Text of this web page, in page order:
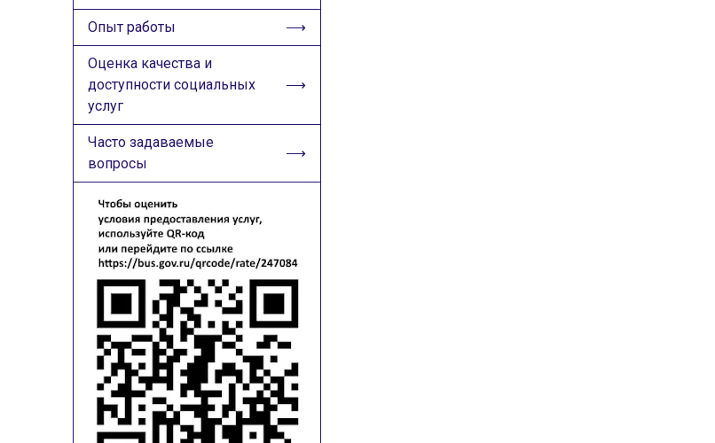
Опыт работы
Оценка качества и
доступности социальных
услуг
Часто задаваемые
вопросы